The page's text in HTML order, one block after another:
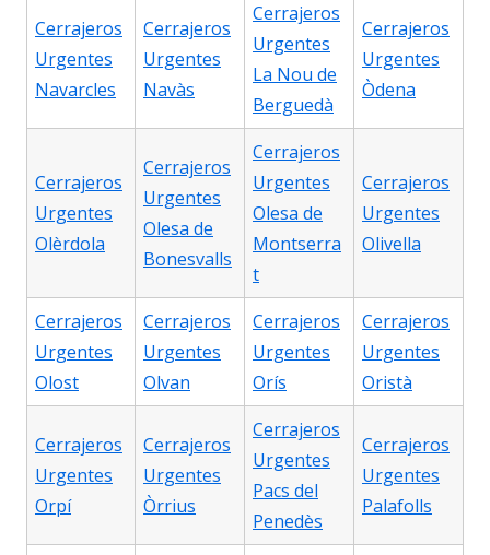
Cerrajeros
Urgentes
Navarcles
Cerrajeros
Urgentes
Navàs
Cerrajeros
Urgentes
La Nou de
Berguedà
Cerrajeros
Urgentes
Òdena
Cerrajeros
Urgentes
Olèrdola
Cerrajeros
Urgentes
Olesa de
Bonesvalls
Cerrajeros
Urgentes
Olesa de
Montserra
t
Cerrajeros
Urgentes
Olivella
Cerrajeros
Urgentes
Olost
Cerrajeros
Urgentes
Olvan
Cerrajeros
Urgentes
Orís
Cerrajeros
Urgentes
Oristà
Cerrajeros
Urgentes
Orpí
Cerrajeros
Urgentes
Òrrius
Cerrajeros
Urgentes
Pacs del
Penedès
Cerrajeros
Urgentes
Palafolls